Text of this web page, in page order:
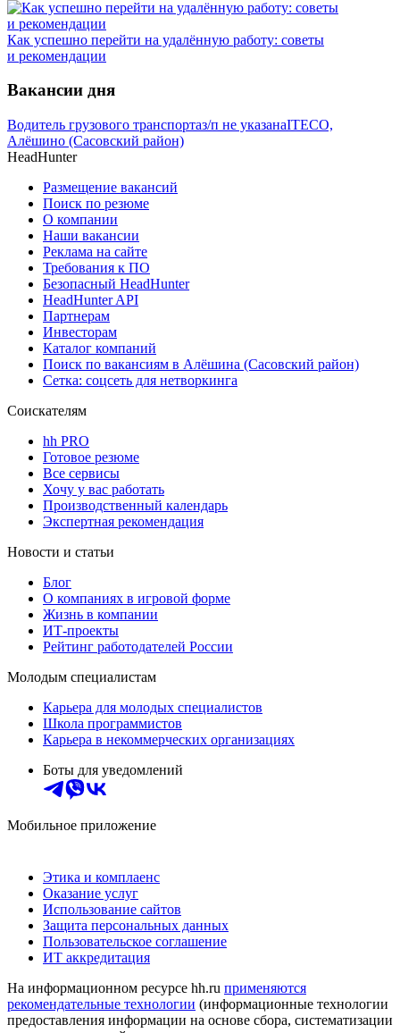
Как успешно перейти на удалённую работу: советы
и рекомендации
Вакансии дня
Водитель грузового транспортаз/п не указанаITECO,
Алёшино (Сасовский район)
HeadHunter
Размещение вакансий
Поиск по резюме
О компании
Наши вакансии
Реклама на сайте
Требования к ПО
Безопасный HeadHunter
HeadHunter API
Партнерам
Инвесторам
Каталог компаний
Поиск по вакансиям в Алёшина (Сасовский район)
Сетка: соцсеть для нетворкинга
Соискателям
hh PRO
Готовое резюме
Все сервисы
Хочу у вас работать
Производственный календарь
Экспертная рекомендация
Новости и статьи
Блог
О компаниях в игровой форме
Жизнь в компании
ИТ-проекты
Рейтинг работодателей России
Молодым специалистам
Карьера для молодых специалистов
Школа программистов
Карьера в некоммерческих организациях
Боты для уведомлений
Мобильное приложение
Этика и комплаенс
Оказание услуг
Использование сайтов
Защита персональных данных
Пользовательское соглашение
ИТ аккредитация
На информационном ресурсе hh.ru применяются
рекомендательные технологии (информационные технологии
предоставления информации на основе сбора, систематизации